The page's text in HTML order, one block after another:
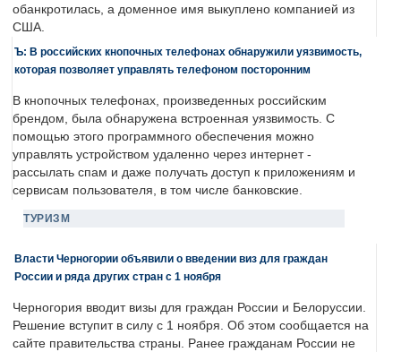
обанкротилась, а доменное имя выкуплено компанией из
США.
Ъ: В российских кнопочных телефонах обнаружили уязвимость,
которая позволяет управлять телефоном посторонним
В кнопочных телефонах, произведенных российским
брендом, была обнаружена встроенная уязвимость. С
помощью этого программного обеспечения можно
управлять устройством удаленно через интернет -
рассылать спам и даже получать доступ к приложениям и
сервисам пользователя, в том числе банковские.
ТУРИЗМ
Власти Черногории объявили о введении виз для граждан
России и ряда других стран с 1 ноября
Черногория вводит визы для граждан России и Белоруссии.
Решение вступит в силу с 1 ноября. Об этом сообщается на
сайте правительства страны. Ранее гражданам России не